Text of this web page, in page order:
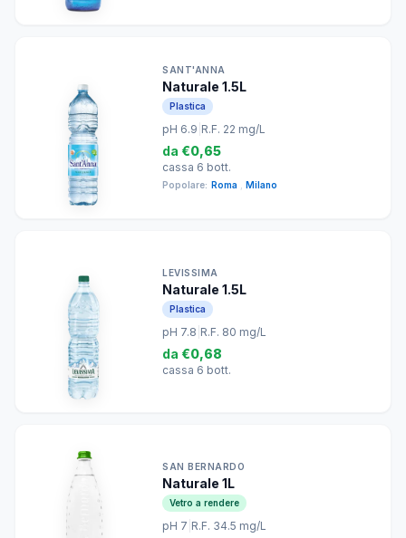
SANT'ANNA
Naturale 1.5L
Plastica
pH 6.9 R.F. 22 mg/L
da €0,65
cassa 6 bott.
Popolare: Roma Milano
LEVISSIMA
Naturale 1.5L
Plastica
pH 7.8 R.F. 80 mg/L
da €0,68
cassa 6 bott.
SAN BERNARDO
Naturale 1L
Vetro a rendere
pH 7 R.F. 34.5 mg/L